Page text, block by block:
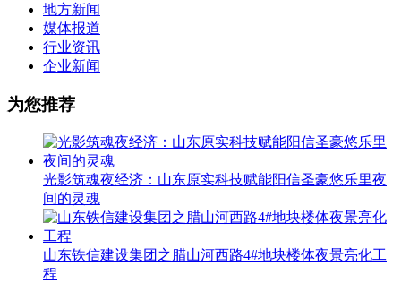
地方新闻
媒体报道
行业资讯
企业新闻
为您推荐
光影筑魂夜经济：山东原实科技赋能阳信圣豪悠乐里夜
间的灵魂
山东铁信建设集团之腊山河西路4#地块楼体夜景亮化工
程